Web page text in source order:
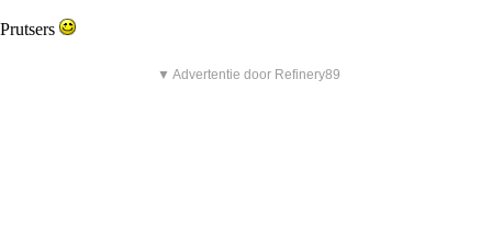
Prutsers
▼ Advertentie door Refinery89